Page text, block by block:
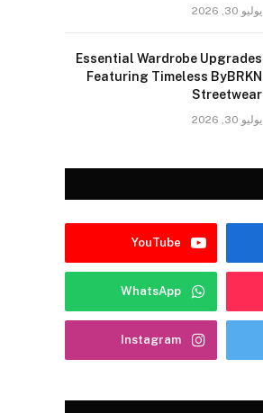
يوليو 30, 2026
Essential Wardrobe Upgrades
Featuring Timeless ByBRKN
Streetwear
يوليو 30, 2026
YouTube
WhatsApp
Instagram